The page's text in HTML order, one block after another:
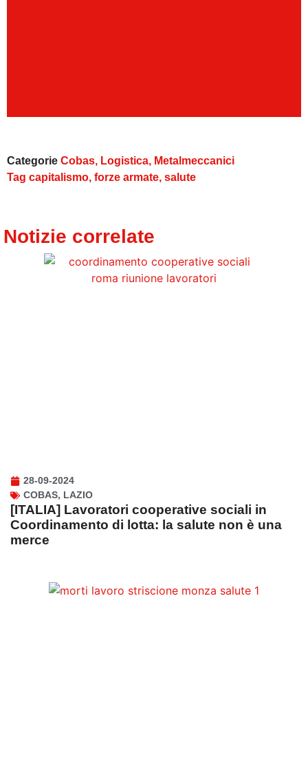
Categorie Cobas, Logistica, Metalmeccanici
Tag capitalismo, forze armate, salute
Notizie correlate
28-09-2024
COBAS, LAZIO
[ITALIA] Lavoratori cooperative sociali in
Coordinamento di lotta: la salute non è una
merce